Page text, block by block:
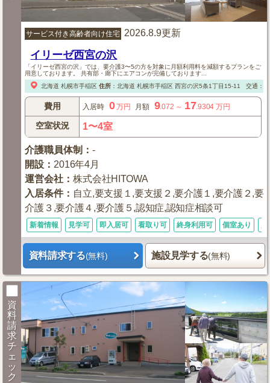
サービス付き高齢者向け住宅 2026.8.9更新
イリーゼ西宮の沢
「イリーゼ西宮の沢」では、要介護3〜5の方を対象に月額利用料を減額するプランをご
用意しております。 共有部・廊下にエアコンが完備しております...
北海道 札幌市手稲区 住所： 北海道 札幌市手稲区西宮の沢5条1丁目15-11 交通：□
費用 入居時 0万円 月額 9.072 ～ 17.9304 万円
空室状況 1〜4室
介護職員体制 ：-
開設 ： 2016年4月
運営会社 ：株式会社HITOWA
入居条件： 自立,要支援１,要支援２,要介護１,要介護２,要
介護３,要介護４,要介護５,認知症,認知症相談可
新着情報 見学可 即入居可 看取り可 終身利用可 個室あり
資料請求する(無料) 施設見学する(無料)
資
料
請
求
チ
ェ
ッ
ク